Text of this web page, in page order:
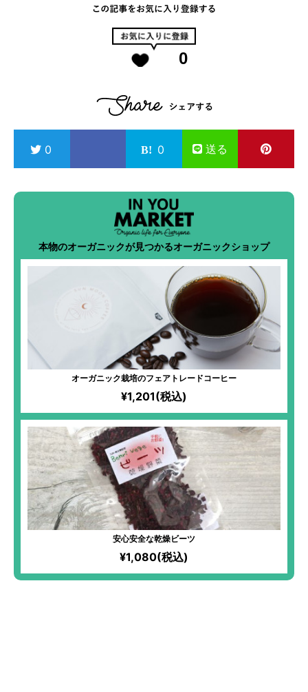
0
0 0 送る
本物のオーガニックが見つかるオーガニックショップ
オーガニック栽培のフェアトレードコーヒー
¥1,201(税込)
安心安全な乾燥ビーツ
¥1,080(税込)